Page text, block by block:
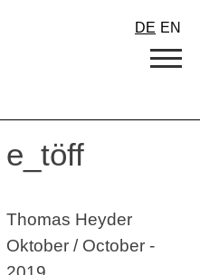
DE EN
e_töff
Thomas Heyder
Oktober / October -